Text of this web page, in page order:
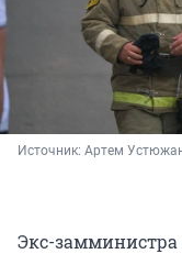
Источник: Артем
Экс-замминистра